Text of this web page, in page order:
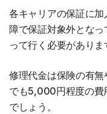
各キャリアの保証に
障で保証対象外とな
って行く必要がありま
修理代金は保険の有
でも5,000円程度の費
でしょう。